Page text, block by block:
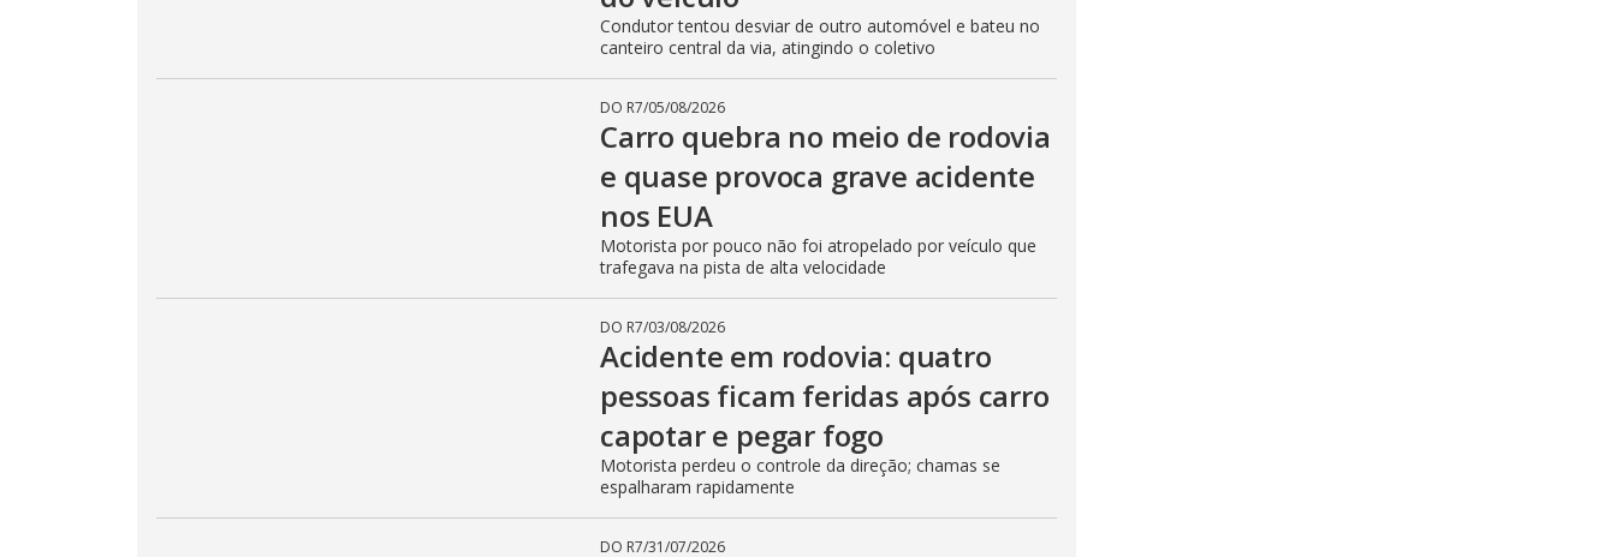
DO R7 06/08/2026
Passeio de luxo termina em
acidente com limousine rosa em
São Paulo
Após bater em uma mureta, o carro ficou com um pneu
furado e causou lentidão na avenida
DO R7/06/08/2026
Carro vai parar dentro de ônibus
após motorista perder o controle
do veículo
Condutor tentou desviar de outro automóvel e bateu no
canteiro central da via, atingindo o coletivo